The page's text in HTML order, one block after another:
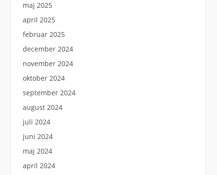
maj 2025
april 2025
februar 2025
december 2024
november 2024
oktober 2024
september 2024
august 2024
juli 2024
juni 2024
maj 2024
april 2024